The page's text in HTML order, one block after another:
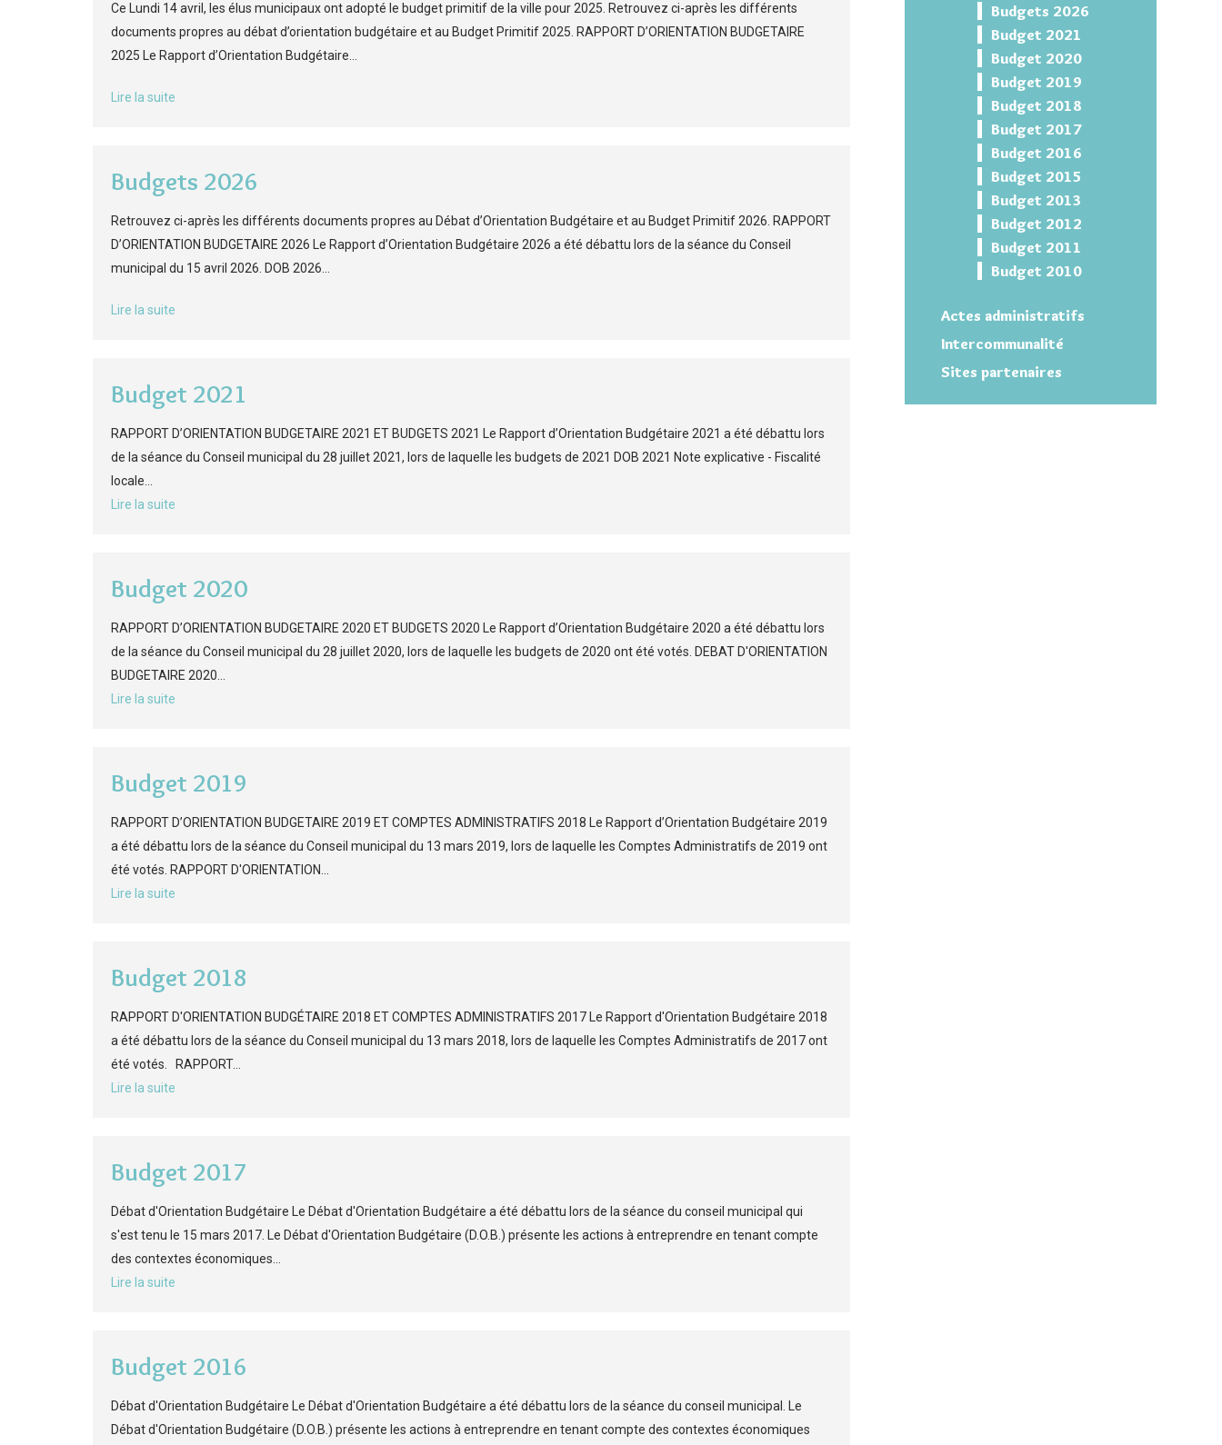
Ce Lundi 14 avril, les élus municipaux ont adopté le budget primitif de la ville pour 2025. Retrouvez ci-après les différents
documents propres au débat d’orientation budgétaire et au Budget Primitif 2025. RAPPORT D’ORIENTATION BUDGETAIRE
2025 Le Rapport d’Orientation Budgétaire…
Lire la suite
Budgets 2026
Retrouvez ci-après les différents documents propres au Débat d’Orientation Budgétaire et au Budget Primitif 2026. RAPPORT
D’ORIENTATION BUDGETAIRE 2026 Le Rapport d’Orientation Budgétaire 2026 a été débattu lors de la séance du Conseil
municipal du 15 avril 2026. DOB 2026…
Lire la suite
Budget 2021
RAPPORT D’ORIENTATION BUDGETAIRE 2021 ET BUDGETS 2021 Le Rapport d’Orientation Budgétaire 2021 a été débattu lors
de la séance du Conseil municipal du 28 juillet 2021, lors de laquelle les budgets de 2021 DOB 2021 Note explicative - Fiscalité
locale...
Lire la suite
Budget 2020
RAPPORT D’ORIENTATION BUDGETAIRE 2020 ET BUDGETS 2020 Le Rapport d’Orientation Budgétaire 2020 a été débattu lors
de la séance du Conseil municipal du 28 juillet 2020, lors de laquelle les budgets de 2020 ont été votés. DEBAT D'ORIENTATION
BUDGETAIRE 2020...
Lire la suite
Budget 2019
RAPPORT D’ORIENTATION BUDGETAIRE 2019 ET COMPTES ADMINISTRATIFS 2018 Le Rapport d’Orientation Budgétaire 2019
a été débattu lors de la séance du Conseil municipal du 13 mars 2019, lors de laquelle les Comptes Administratifs de 2019 ont
été votés. RAPPORT D'ORIENTATION...
Lire la suite
Budget 2018
RAPPORT D'ORIENTATION BUDGÉTAIRE 2018 ET COMPTES ADMINISTRATIFS 2017 Le Rapport d'Orientation Budgétaire 2018
a été débattu lors de la séance du Conseil municipal du 13 mars 2018, lors de laquelle les Comptes Administratifs de 2017 ont
été votés. RAPPORT...
Lire la suite
Budget 2017
Débat d'Orientation Budgétaire Le Débat d'Orientation Budgétaire a été débattu lors de la séance du conseil municipal qui
s'est tenu le 15 mars 2017. Le Débat d'Orientation Budgétaire (D.O.B.) présente les actions à entreprendre en tenant compte
des contextes économiques...
Lire la suite
Budget 2016
Débat d'Orientation Budgétaire Le Débat d'Orientation Budgétaire a été débattu lors de la séance du conseil municipal. Le
Débat d'Orientation Budgétaire (D.O.B.) présente les actions à entreprendre en tenant compte des contextes économiques
Budgets 2026
Budget 2021
Budget 2020
Budget 2019
Budget 2018
Budget 2017
Budget 2016
Budget 2015
Budget 2013
Budget 2012
Budget 2011
Budget 2010
Actes administratifs
Intercommunalité
Sites partenaires